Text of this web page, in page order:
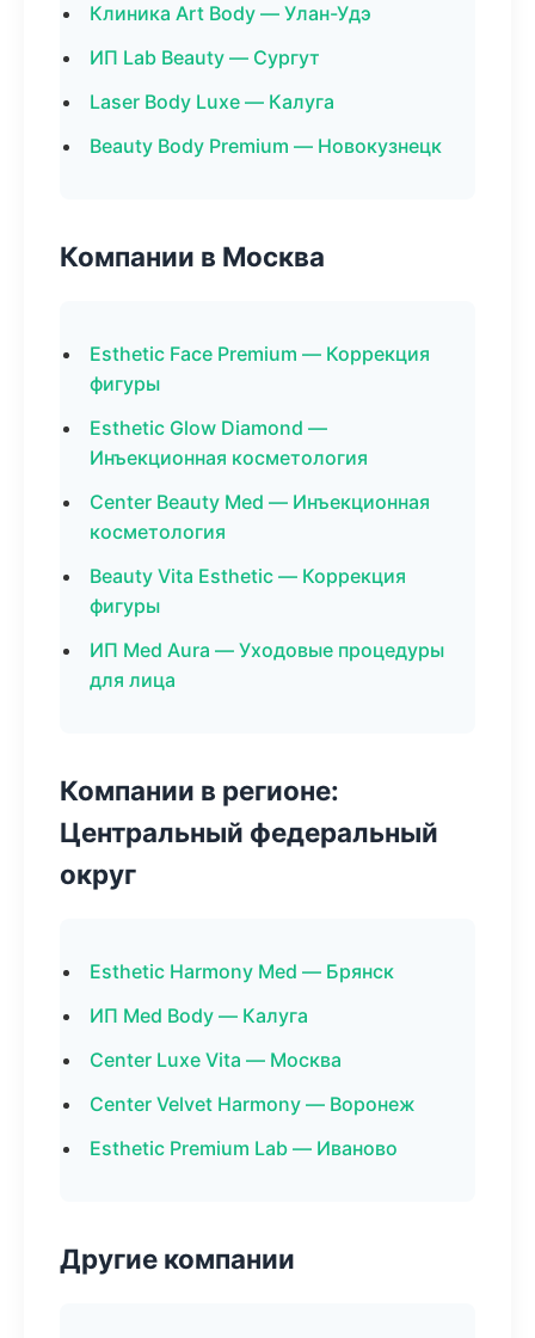
Клиника Art Body — Улан-Удэ
ИП Lab Beauty — Сургут
Laser Body Luxe — Калуга
Beauty Body Premium — Новокузнецк
Компании в Москва
Esthetic Face Premium — Коррекция
фигуры
Esthetic Glow Diamond —
Инъекционная косметология
Center Beauty Med — Инъекционная
косметология
Beauty Vita Esthetic — Коррекция
фигуры
ИП Med Aura — Уходовые процедуры
для лица
Компании в регионе:
Центральный федеральный
округ
Esthetic Harmony Med — Брянск
ИП Med Body — Калуга
Center Luxe Vita — Москва
Center Velvet Harmony — Воронеж
Esthetic Premium Lab — Иваново
Другие компании